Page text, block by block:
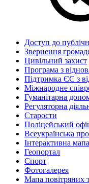
Доступ до
Звернення
Цивільний захист
Програма з
Підтримка ЄС з
Міжнародне
Гуманітарна
Регуляторна
Старости
Поліцейський
Всеукраїнська
Інтерактивна
Геопортал
Спорт
Фотогалерея
Мапа повітряних